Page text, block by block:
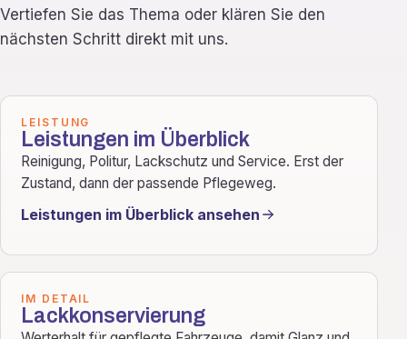
Vertiefen Sie das Thema oder klären Sie den
nächsten Schritt direkt mit uns.
LEISTUNG
Leistungen im Überblick
Reinigung, Politur, Lackschutz und Service. Erst der
Zustand, dann der passende Pflegeweg.
Leistungen im Überblick ansehen
IM DETAIL
Lackkonservierung